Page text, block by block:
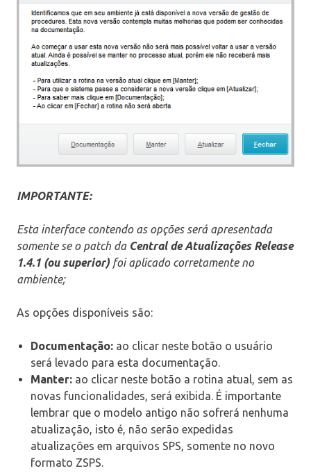
IMPORTANTE:
Esta interface contendo as opções será apresentada
somente se o patch da Central de Atualizações Release
1.4.1 (ou superior) foi aplicado corretamente no
ambiente;
As opções disponíveis são:
Documentação: ao clicar neste botão o usuário
será levado para esta documentação.
Manter: ao clicar neste botão a rotina atual, sem as
novas funcionalidades, será exibida. É importante
lembrar que o modelo antigo não sofrerá nenhuma
atualização, isto é, não serão expedidas
atualizações em arquivos SPS, somente no novo
formato ZSPS.